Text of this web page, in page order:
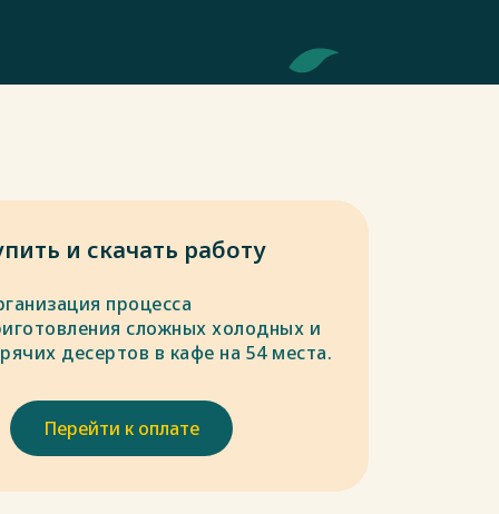
и скачать работу
процесса
сложных холодных и
десертов в кафе на 54 места.
Перейти к оплате